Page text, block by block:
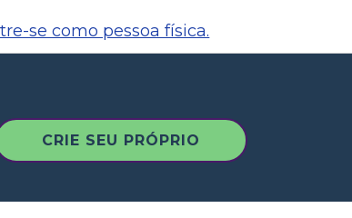
se como pessoa física.
CRIE SEU PRÓPRIO